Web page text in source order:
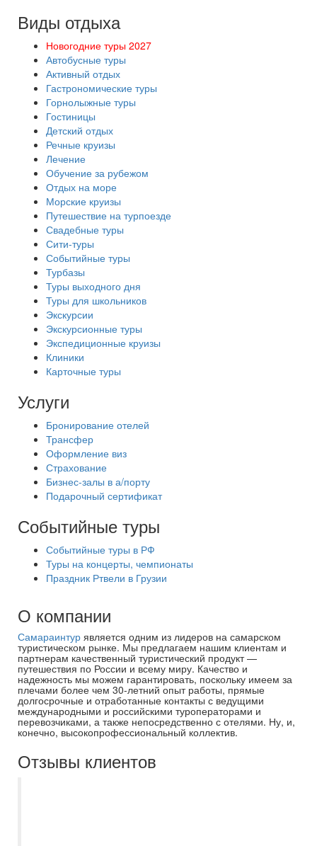
Виды отдыха
Новогодние туры 2027
Автобусные туры
Активный отдых
Гастрономические туры
Горнолыжные туры
Гостиницы
Детский отдых
Речные круизы
Лечение
Обучение за рубежом
Отдых на море
Морские круизы
Путешествие на турпоезде
Свадебные туры
Сити-туры
Событийные туры
Турбазы
Туры выходного дня
Туры для школьников
Экскурсии
Экскурсионные туры
Экспедиционные круизы
Клиники
Карточные туры
Услуги
Бронирование отелей
Трансфер
Оформление виз
Страхование
Бизнес-залы в а/порту
Подарочный сертификат
Событийные туры
Событийные туры в РФ
Туры на концерты, чемпионаты
Праздник Ртвели в Грузии
О компании
Самараинтур является одним из лидеров на самарском
туристическом рынке. Мы предлагаем нашим клиентам и
партнерам качественный туристический продукт —
путешествия по России и всему миру. Качество и
надежность мы можем гарантировать, поскольку имеем за
плечами более чем 30-летний опыт работы, прямые
долгосрочные и отработанные контакты с ведущими
международными и российскими туроператорами и
перевозчиками, а также непосредственно с отелями. Ну, и,
конечно, высокопрофессиональный коллектив.
Отзывы клиентов